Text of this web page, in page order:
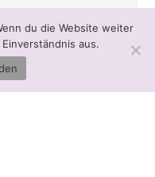
du die Website weiter
aus.